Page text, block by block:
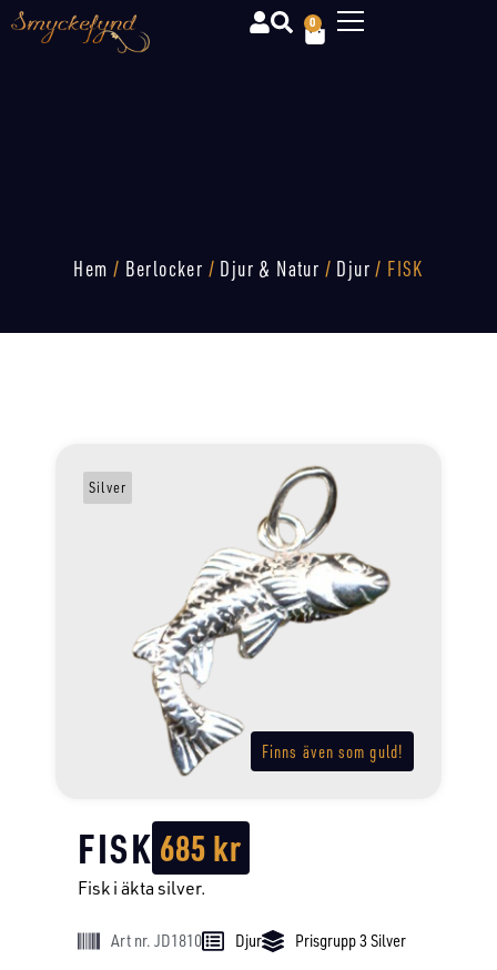
0
Hem / Berlocker / Djur & Natur / Djur / FISK
Finns även som guld!
Silver
FISK 685kr
Fisk i äkta silver.
Art nr. JD1810 Djur Prisgrupp 3 Silver